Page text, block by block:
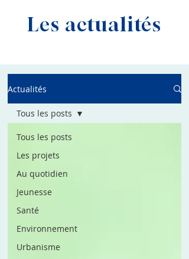
Les actualités
Actualités
Tous les posts
Les projets
Au quotidien
Jeunesse
Santé
Environnement
Urbanisme
Tous les posts